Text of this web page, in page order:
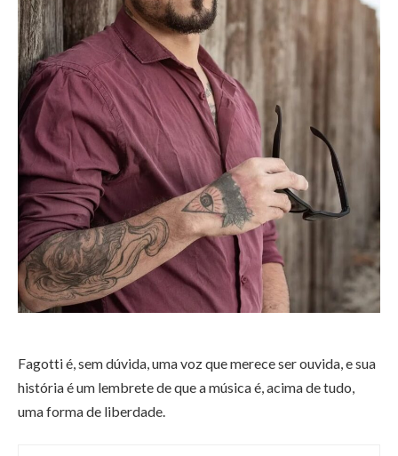
Fagotti é, sem dúvida, uma voz que merece ser ouvida, e sua
história é um lembrete de que a música é, acima de tudo,
uma forma de liberdade.